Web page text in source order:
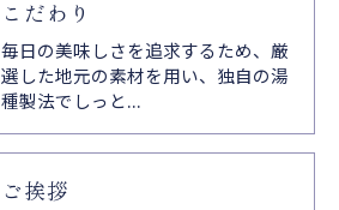
こだわり
毎日の美味しさを追求するため、厳
選した地元の素材を用い、独自の湯
種製法でしっと…
ご挨拶